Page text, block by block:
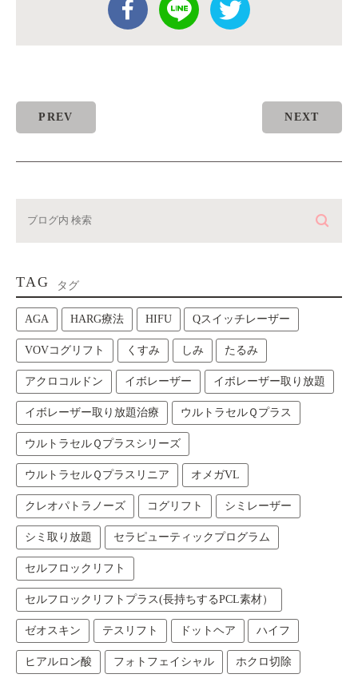
PREV NEXT
TAG タグ
AGA HARG療法 HIFU Qスイッチレーザー
VOVコグリフト くすみ しみ たるみ
アクロコルドン イボレーザー イボレーザー取り放題
イボレーザー取り放題治療 ウルトラセルＱプラス
ウルトラセルＱプラスシリーズ
ウルトラセルＱプラスリニア オメガVL
クレオパトラノーズ コグリフト シミレーザー
シミ取り放題 セラピューティックプログラム
セルフロックリフト
セルフロックリフトプラス(長持ちするPCL素材）
ゼオスキン テスリフト ドットヘア ハイフ
ヒアルロン酸 フォトフェイシャル ホクロ切除